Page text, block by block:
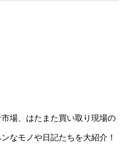
場、はたまた買い取り現場の
なモノや日記たちを大紹介！